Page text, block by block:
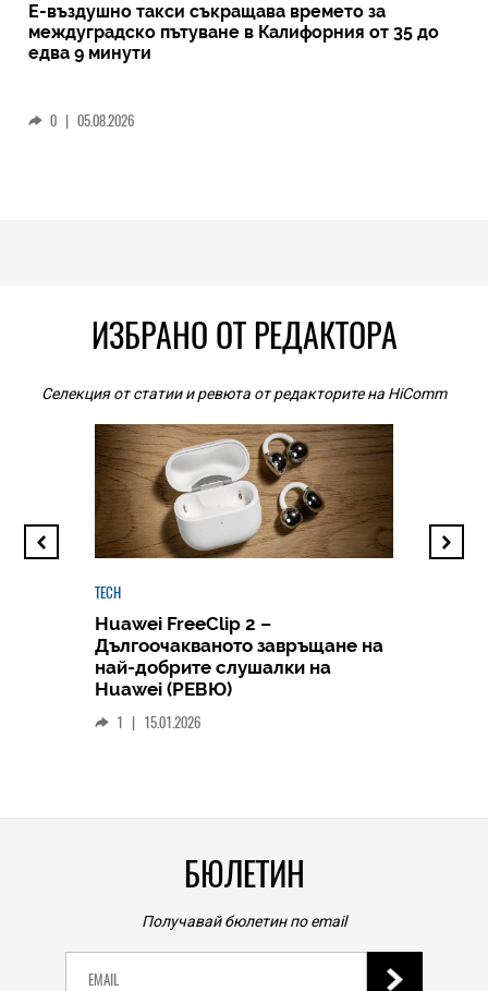
Е-въздушно такси съкращава времето за
междуградско пътуване в Калифорния от 35 до
едва 9 минути
0 | 05.08.2026
ИЗБРАНО ОТ РЕДАКТОРА
Селекция от статии и ревюта от редакторите на HiComm
TECH
Huawei FreeClip 2 –
Дългоочакваното завръщане на
най-добрите слушалки на
Huawei (РЕВЮ)
1 | 15.01.2026
БЮЛЕТИН
Получавай бюлетин по email